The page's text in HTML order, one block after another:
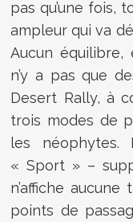
pas qu’une fois,
ampleur qui va
Aucun équilibre,
n’y a pas que
Desert Rally, à
trois modes de
les néophytes.
« Sport » –
n’affiche
points de